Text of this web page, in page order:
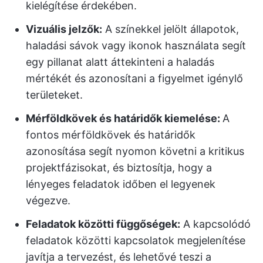
kielégítése érdekében.
Vizuális jelzők: A színekkel jelölt állapotok,
haladási sávok vagy ikonok használata segít
egy pillanat alatt áttekinteni a haladás
mértékét és azonosítani a figyelmet igénylő
területeket.
Mérföldkövek és határidők kiemelése: A
fontos mérföldkövek és határidők
azonosítása segít nyomon követni a kritikus
projektfázisokat, és biztosítja, hogy a
lényeges feladatok időben el legyenek
végezve.
Feladatok közötti függőségek: A kapcsolódó
feladatok közötti kapcsolatok megjelenítése
javítja a tervezést, és lehetővé teszi a